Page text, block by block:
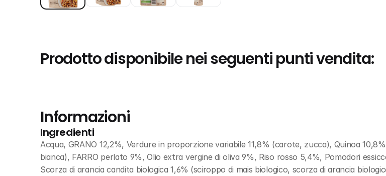
Prodotto disponibile nei seguenti punti vendita:
Informazioni
Ingredienti
Acqua, GRANO 12,2%, Verdure in proporzione variabile 11,8% (carote, zucca), Quinoa
bianca), FARRO perlato 9%, Olio extra vergine di oliva 9%, Riso rosso 5,4%, Pomodori
Scorza di arancia candita biologica 1,6% (sciroppo di mais biologico, scorza di arancia